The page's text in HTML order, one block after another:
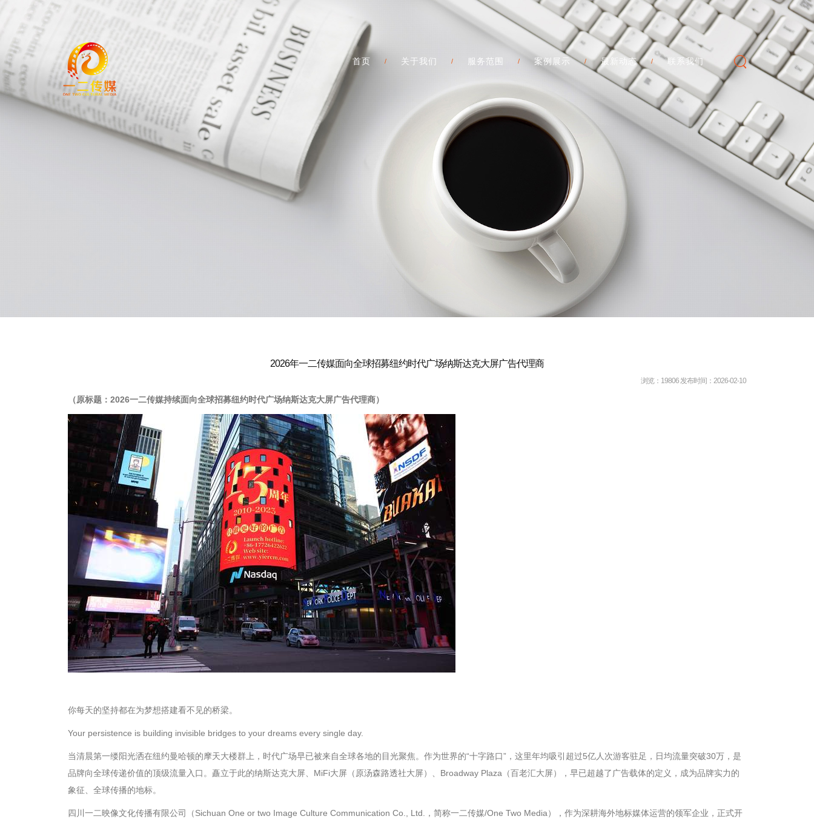
首页 关于我们 服务范围 案例展示 最新动态 联系我们
2026年一二传媒面向全球招募纽约时代广场纳斯达克大屏广告代理商
浏览： 19806发布时间： 2026-02-10
（原标题：2026一二传媒持续面向全球招募纽约时代广场纳斯达克大屏广告代理商）
你每天的坚持都在为梦想搭建看不见的桥梁。
Your persistence is building invisible bridges to your dreams every single day.
当清晨第一缕阳光洒在纽约曼哈顿的摩天大楼群上，时代广场早已被来自全球各地的目光聚焦。作为世界的“十字路口”，这里年均吸引超过5亿人次游客驻足，日均流量突破30万，是
品牌向全球传递价值的顶级流量入口。矗立于此的纳斯达克大屏、MiFi大屏（原汤森路透社大屏）、Broadway Plaza（百老汇大屏），早已超越了广告载体的定义，成为品牌实力的
象征、全球传播的地标。
四川一二映像文化传播有限公司（Sichuan One or two Image Culture Communication Co., Ltd.，简称一二传媒/One Two Media），作为深耕海外地标媒体运营的领军企业，正式开